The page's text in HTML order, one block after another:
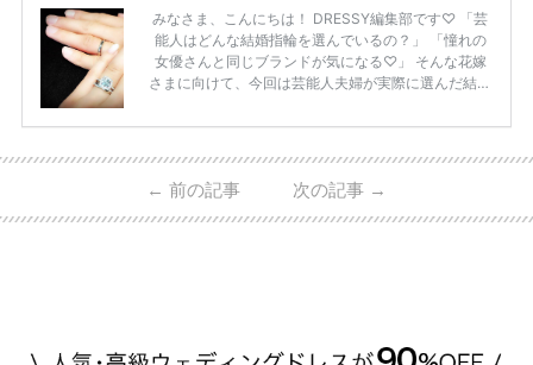
みなさま、こんにちは！ DRESSY編集部です♡ 「芸
能人はどんな結婚指輪を選んでいるの？」 「憧れの
女優さんと同じブランドが気になる♡」 そんな花嫁
さまに向けて、今回は芸能人夫婦が実際に選んだ結婚
ーウィンストンやカルティエ、ティファニーなど世界
日本で人気のブランドまで幅広くご紹介。 さらに、
・愛用している芸能人夫婦 ・リングの特徴や魅力 ・
← 前の記事 次の記事 →